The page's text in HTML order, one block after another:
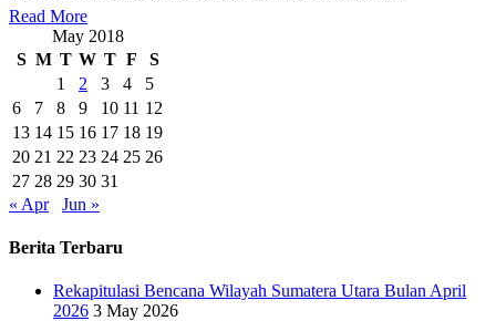
Read More
May 2018
S M T W T F
S
1
2 3 4
5
6
7 8 9 10 11 12
13 14 15 16 17 18 19
20 21 22 23 24 25 26
27 28 29 30 31
« Apr
Jun »
Berita Terbaru
Rekapitulasi Bencana Wilayah Sumatera Utara Bulan April
2026 3 May 2026